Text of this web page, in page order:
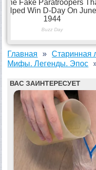
Главная
Старинная
Мифы. Легенды. Эпос